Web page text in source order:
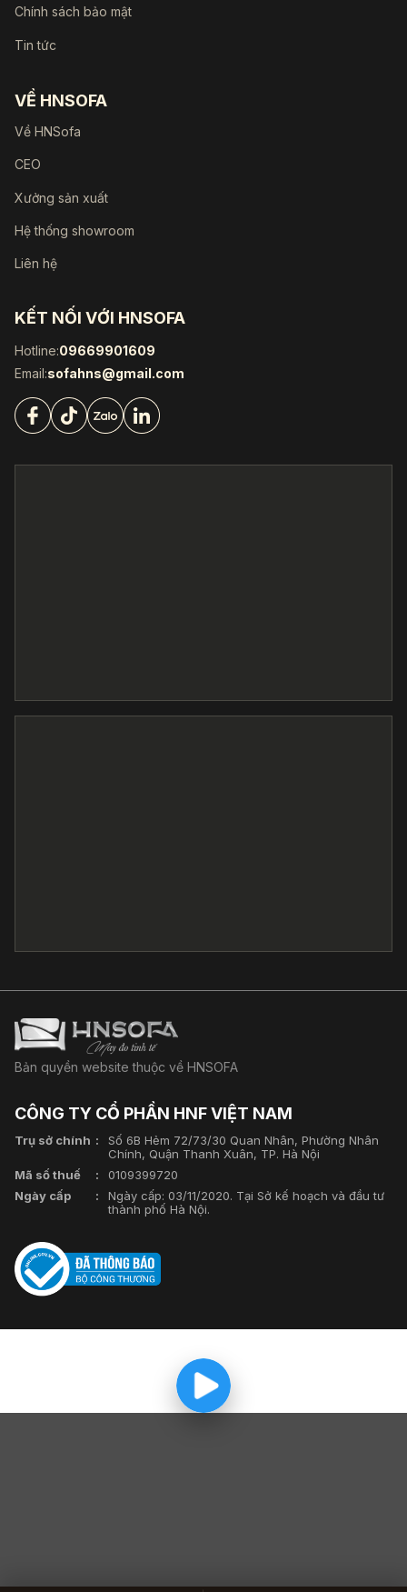
Chính sách bảo mật
Tin tức
VỀ HNSOFA
Về HNSofa
CEO
Xưởng sản xuất
Hệ thống showroom
Liên hệ
KẾT NỐI VỚI HNSOFA
Hotline:09669901609
Email:sofahns@gmail.com
Bản quyền website thuộc về HNSOFA
CÔNG TY CỔ PHẦN HNF VIỆT NAM
Trụ sở chính
Số 6B Hẻm 72/73/30 Quan Nhân, Phường Nhân
Chính, Quận Thanh Xuân, TP. Hà Nội
Mã số thuế
0109399720
Ngày cấp
Ngày cấp: 03/11/2020. Tại Sở kế hoạch và đầu tư
thành phố Hà Nội.